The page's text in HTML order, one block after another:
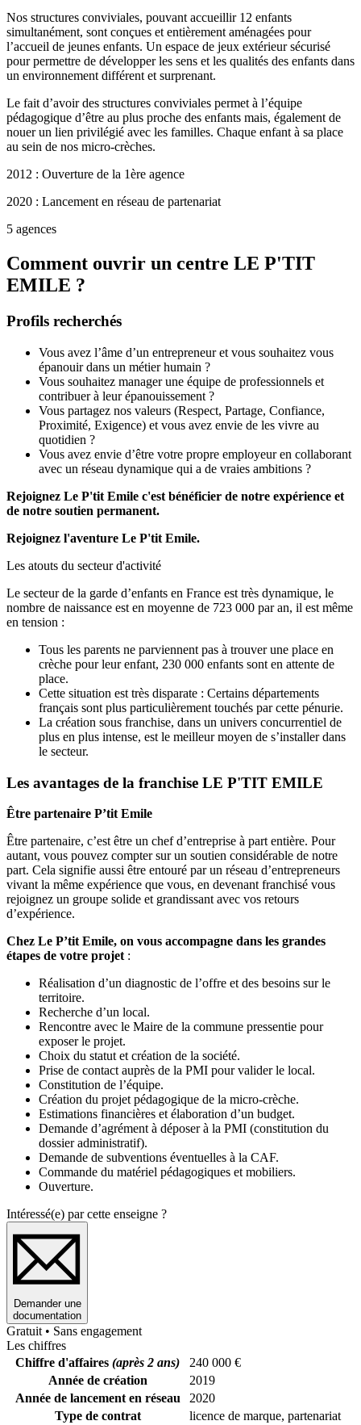
Nos structures conviviales, pouvant accueillir 12 enfants
simultanément, sont conçues et entièrement aménagées pour
l’accueil de jeunes enfants. Un espace de jeux extérieur sécurisé
pour permettre de développer les sens et les qualités des enfants dans
un environnement différent et surprenant.
Le fait d’avoir des structures conviviales permet à l’équipe
pédagogique d’être au plus proche des enfants mais, également de
nouer un lien privilégié avec les familles. Chaque enfant à sa place
au sein de nos micro-crèches.
2012 : Ouverture de la 1ère agence
2020 : Lancement en réseau de partenariat
5 agences
Comment ouvrir un centre LE P'TIT
EMILE ?
Profils recherchés
Vous avez l’âme d’un entrepreneur et vous souhaitez vous
épanouir dans un métier humain ?
Vous souhaitez manager une équipe de professionnels et
contribuer à leur épanouissement ?
Vous partagez nos valeurs (Respect, Partage, Confiance,
Proximité, Exigence) et vous avez envie de les vivre au
quotidien ?
Vous avez envie d’être votre propre employeur en collaborant
avec un réseau dynamique qui a de vraies ambitions ?
Rejoignez Le P'tit Emile c'est bénéficier de notre expérience et
de notre soutien permanent.
Rejoignez l'aventure Le P'tit Emile.
Les atouts du secteur d'activité
Le secteur de la garde d’enfants en France est très dynamique, le
nombre de naissance est en moyenne de 723 000 par an, il est même
en tension :
Tous les parents ne parviennent pas à trouver une place en
crèche pour leur enfant, 230 000 enfants sont en attente de
place.
Cette situation est très disparate : Certains départements
français sont plus particulièrement touchés par cette pénurie.
La création sous franchise, dans un univers concurrentiel de
plus en plus intense, est le meilleur moyen de s’installer dans
le secteur.
Les avantages de la franchise LE P'TIT EMILE
Être partenaire P’tit Emile
Être partenaire, c’est être un chef d’entreprise à part entière. Pour
autant, vous pouvez compter sur un soutien considérable de notre
part. Cela signifie aussi être entouré par un réseau d’entrepreneurs
vivant la même expérience que vous, en devenant franchisé vous
rejoignez un groupe solide et grandissant avec vos retours
d’expérience.
Chez Le P’tit Emile, on vous accompagne dans les grandes
étapes de votre projet:
Réalisation d’un diagnostic de l’offre et des besoins sur le
territoire.
Recherche d’un local.
Rencontre avec le Maire de la commune pressentie pour
exposer le projet.
Choix du statut et création de la société.
Prise de contact auprès de la PMI pour valider le local.
Constitution de l’équipe.
Création du projet pédagogique de la micro-crèche.
Estimations financières et élaboration d’un budget.
Demande d’agrément à déposer à la PMI (constitution du
dossier administratif).
Demande de subventions éventuelles à la CAF.
Commande du matériel pédagogiques et mobiliers.
Ouverture.
Intéressé(e) par cette enseigne ?
Demander une
documentation
Gratuit • Sans engagement
Les chiffres
Chiffre d'affaires (après 2 ans)
240 000 €
Année de création
2019
Année de lancement en réseau
2020
Type de contrat
licence de marque, partenariat